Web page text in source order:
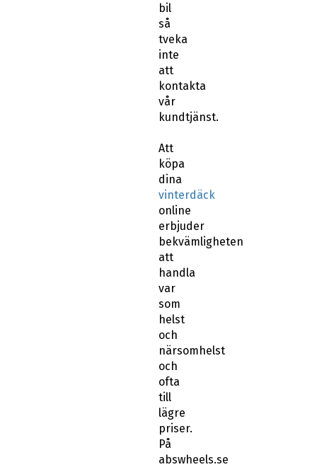
bil
så
tveka
inte
att
kontakta
vår
kundtjänst.
Att
köpa
dina
vinterdäck
online
erbjuder
bekvämligheten
att
handla
var
som
helst
och
närsomhelst
och
ofta
till
lägre
priser.
På
abswheels.se